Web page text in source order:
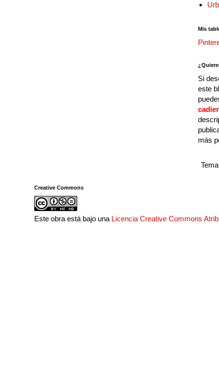
Mis
Si
este
más
Creative Commons
Este obra está bajo una Licencia Creative Commons